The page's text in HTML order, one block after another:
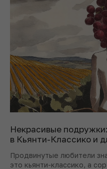
Некрасивые
в Кьянти-Классико и
Продвинутые любители
это кьянти-классико, а